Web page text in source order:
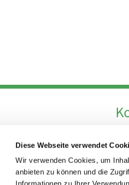
Diese Webseite verwendet
Wir verwenden Cookies, um
anbieten zu können und die
E-